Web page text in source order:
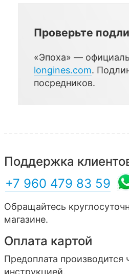
Проверьте
«Эпоха» —
longines.com.
посредников.
Поддержка
+7 960 479 83 59
Обращайтесь
магазине.
Оплата картой
Предоплата
инструкцией.